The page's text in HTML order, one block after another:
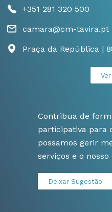
+351 281 320 500
camara@cm-tavira.pt
Praça da República |
Contribua de
participativa para
possamos gerir
serviços e o nosso
Deixar Sugestão